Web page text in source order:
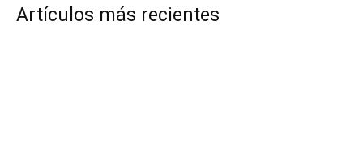
Artículos más recientes